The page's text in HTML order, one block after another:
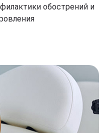
обострений и